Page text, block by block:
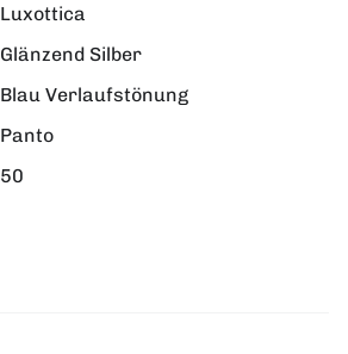
Luxottica
Glänzend Silber
Blau Verlaufstönung
Panto
50